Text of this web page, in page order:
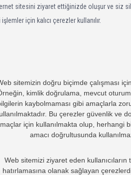
sitesini ziyaret ettiğinizde oluşur ve siz
için kalıcı çerezler kullanılır.
sitemizin doğru biçimde çalışması
kimlik doğrulama, mevcut
kaybolmaması gibi amaçlarla
Bu çerezler güvenlik ve
için kullanılmakta olup, herhangi
amacı doğrultusunda
Web sitemizi ziyaret eden kullanıcıların
hatırlamasına olanak sağlayan